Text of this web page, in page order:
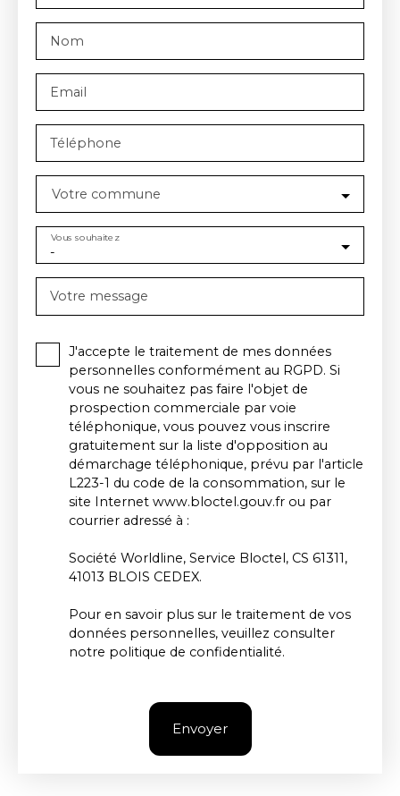
Nom
Email
Téléphone
Votre commune
-
Vous souhaitez
Votre message
J'accepte le traitement de mes données
personnelles conformément au RGPD. Si
vous ne souhaitez pas faire l'objet de
prospection commerciale par voie
téléphonique, vous pouvez vous inscrire
gratuitement sur la liste d'opposition au
démarchage téléphonique, prévu par l'article
L223-1 du code de la consommation, sur le
site Internet www.bloctel.gouv.fr ou par
courrier adressé à :
Société Worldline, Service Bloctel, CS 61311,
41013 BLOIS CEDEX.
Pour en savoir plus sur le traitement de vos
données personnelles, veuillez consulter
notre politique de confidentialité.
Envoyer